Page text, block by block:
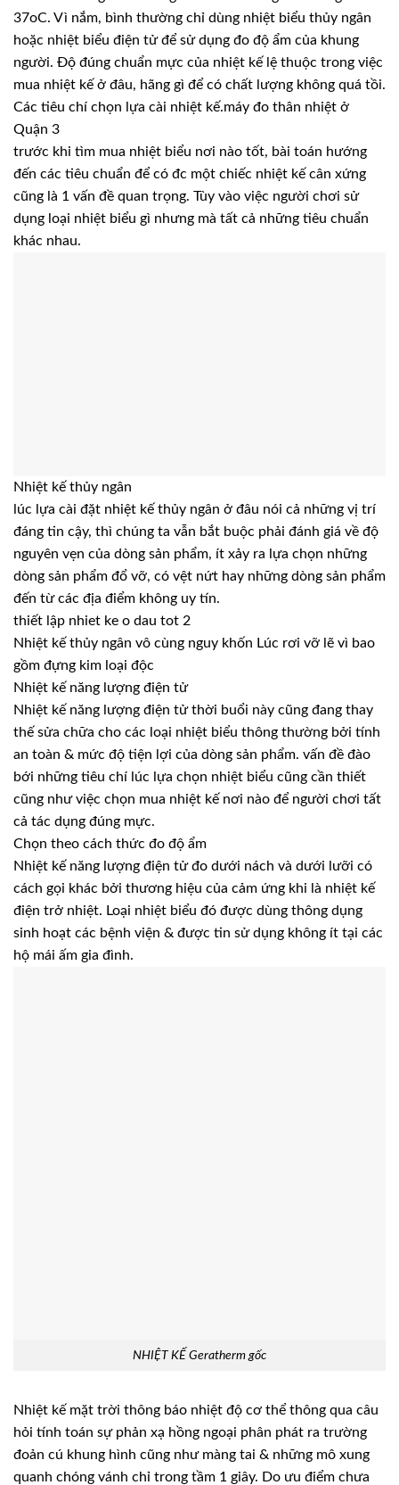
37oC. Vì nắm, bình thường chỉ dùng nhiệt biểu thủy ngân
hoặc nhiệt biểu điện tử để sử dụng đo độ ẩm của khung
người. Độ đúng chuẩn mực của nhiệt kế lệ thuộc trong việc
mua nhiệt kế ở đâu, hãng gì để có chất lượng không quá tồi.
Các tiêu chí chọn lựa cài nhiệt kế.máy đo thân nhiệt ở
Quận 3
trước khi tìm mua nhiệt biểu nơi nào tốt, bài toán hướng
đến các tiêu chuẩn để có đc một chiếc nhiệt kế cân xứng
cũng là 1 vấn đề quan trọng. Tùy vào việc người chơi sử
dụng loại nhiệt biểu gì nhưng mà tất cả những tiêu chuẩn
khác nhau.
Nhiệt kế thủy ngân
lúc lựa cài đặt nhiệt kế thủy ngân ở đâu nói cả những vị trí
đáng tin cậy, thì chúng ta vẫn bắt buộc phải đánh giá về độ
nguyên vẹn của dòng sản phẩm, ít xảy ra lựa chọn những
dòng sản phẩm đổ vỡ, có vệt nứt hay những dòng sản phẩm
đến từ các địa điểm không uy tín.
thiết lập nhiet ke o dau tot 2
Nhiệt kế thủy ngân vô cùng nguy khốn Lúc rơi vỡ lẽ vì bao
gồm đựng kim loại độc
Nhiệt kế năng lượng điện tử
Nhiệt kế năng lượng điện tử thời buổi này cũng đang thay
thế sửa chữa cho các loại nhiệt biểu thông thường bởi tính
an toàn & mức độ tiện lợi của dòng sản phẩm. vấn đề đào
bới những tiêu chí lúc lựa chọn nhiệt biểu cũng cần thiết
cũng như việc chọn mua nhiệt kế nơi nào để người chơi tất
cả tác dụng đúng mực.
Chọn theo cách thức đo độ ẩm
Nhiệt kế năng lượng điện tử đo dưới nách và dưới lưỡi có
cách gọi khác bởi thương hiệu của cảm ứng khi là nhiệt kế
điện trở nhiệt. Loại nhiệt biểu đó được dùng thông dụng
sinh hoạt các bệnh viện & được tin sử dụng không ít tại các
hộ mái ấm gia đình.
NHIỆT KẾ Geratherm gốc
Nhiệt kế mặt trời thông báo nhiệt độ cơ thể thông qua câu
hỏi tính toán sự phản xạ hồng ngoại phân phát ra trường
đoản cú khung hình cũng như màng tai & những mô xung
quanh chóng vánh chỉ trong tầm 1 giây. Do ưu điểm chưa